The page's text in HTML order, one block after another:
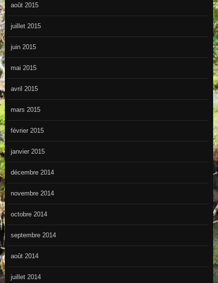
août 2015
juillet 2015
juin 2015
mai 2015
avril 2015
mars 2015
février 2015
janvier 2015
décembre 2014
novembre 2014
octobre 2014
septembre 2014
août 2014
juillet 2014